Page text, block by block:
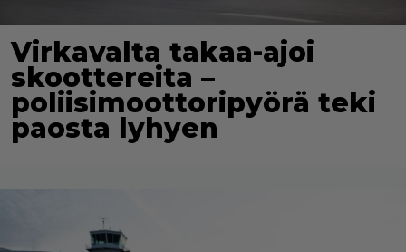
Virkavalta takaa-ajoi
skoottereita –
poliisimoottoripyörä teki
paosta lyhyen